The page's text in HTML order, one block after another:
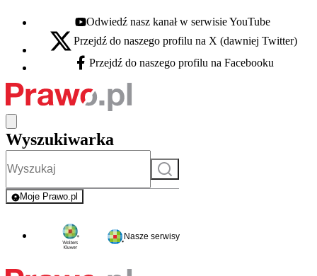
Youtube - otwiera się w nowej karcie
Odwiedź nasz kanał w serwisie YouTube
X - otwiera się w nowej karcie
Przejdź do naszego profilu na X (dawniej Twitter)
Facebook - otwiera się w nowej karcie
Przejdź do naszego profilu na Facebooku
Wyszukiwarka
Szukaj
Moje Prawo.pl
- rejestracja i logowanie do serwisu
Nasze serwisy